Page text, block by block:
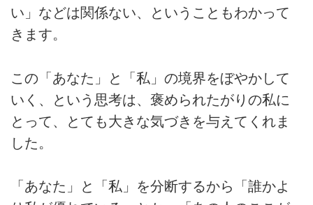
い」などは関係ない、ということもわかって
きます。
この「あなた」と「私」の境界をぼやかして
いく、という思考は、褒められたがりの私に
とって、とても大きな気づきを与えてくれま
した。
「あなた」と「私」を分断するから「誰かよ